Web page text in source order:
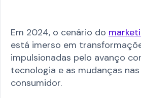
Em 2024, o cenário do
está imerso em
impulsionadas pelo avanço
tecnologia e as mudanças
consumidor.